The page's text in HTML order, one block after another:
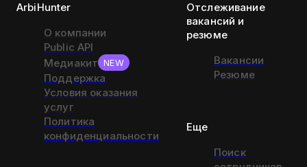
ArbiHunter
О компании
Public API
Медиакит NEW
Поддержка
Условия оказания
услуг
Политика
конфиденциальности
Отслеживание
вакансий и
резюме
Вакансии
Резюме
Еще
Поиск